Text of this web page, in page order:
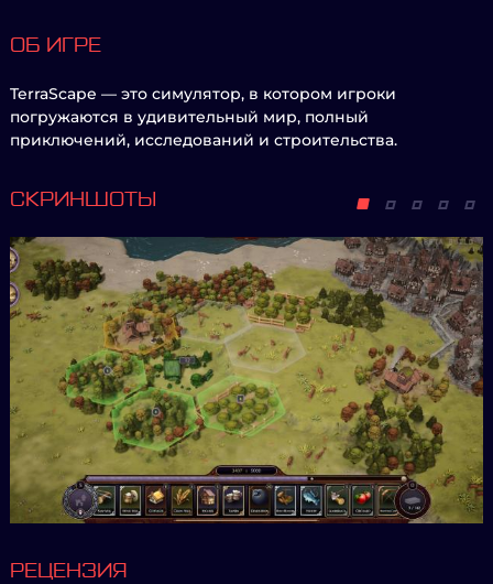
ОБ ИГРЕ
TerraScape — это симулятор, в котором игроки
погружаются в удивительный мир, полный
приключений, исследований и строительства.
СКРИНШОТЫ
РЕЦЕНЗИЯ